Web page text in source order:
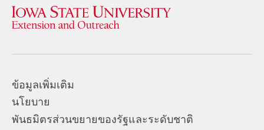
ข้อมูลเพิ่มเติม
นโยบาย
พันธมิตรส่วนขยายของรัฐและระดับชาติ